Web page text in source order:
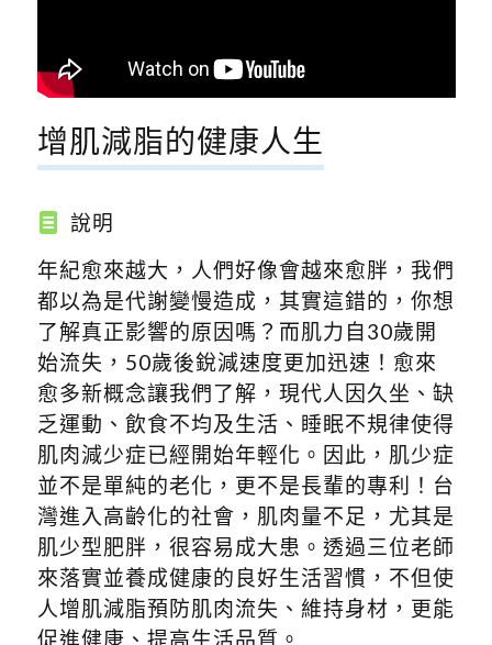
增肌減脂的健康人生
說明
年紀愈來越大，人們好像會越來愈胖，我們
都以為是代謝變慢造成，其實這錯的，你想
了解真正影響的原因嗎？而肌力自30歲開
始流失，50歲後銳減速度更加迅速！愈來
愈多新概念讓我們了解，現代人因久坐、缺
乏運動、飲食不均及生活、睡眠不規律使得
肌肉減少症已經開始年輕化。因此，肌少症
並不是單純的老化，更不是長輩的專利！台
灣進入高齡化的社會，肌肉量不足，尤其是
肌少型肥胖，很容易成大患。透過三位老師
來落實並養成健康的良好生活習慣，不但使
人增肌減脂預防肌肉流失、維持身材，更能
促進健康、提高生活品質。